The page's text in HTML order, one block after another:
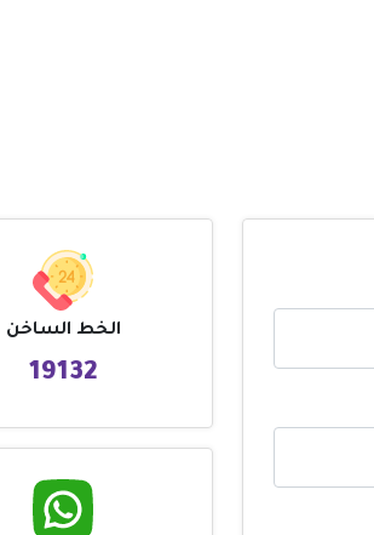
الخط الساخن
19132